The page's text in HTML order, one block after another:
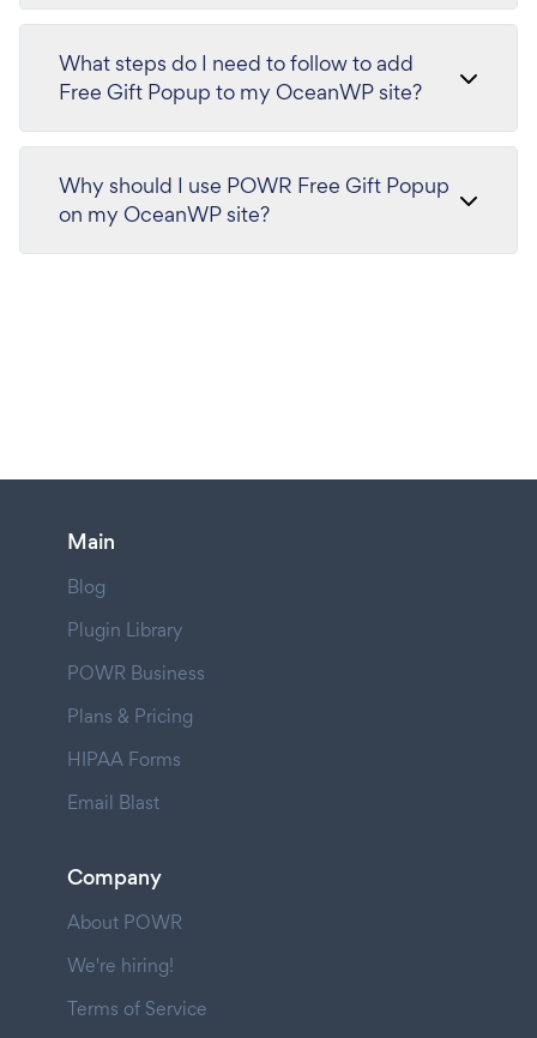
What steps do I need to follow to add
Free Gift Popup to my OceanWP site?
Why should I use POWR Free Gift Popup
on my OceanWP site?
Main
Blog
Plugin Library
POWR Business
Plans & Pricing
HIPAA Forms
Email Blast
Company
About POWR
We're hiring!
Terms of Service